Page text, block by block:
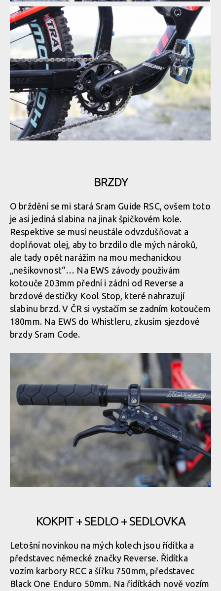
BRZDY
O brždění se mi stará Sram Guide RSC, ovšem toto
je asi jediná slabina na jinak špičkovém kole.
Respektive se musí neustále odvzdušňovat a
doplňovat olej, aby to brzdilo dle mých nároků,
ale tady opět narážím na mou mechanickou
„nešikovnost“… Na EWS závody používám
kotouče 203mm přední i zádní od Reverse a
brzdové destičky Kool Stop, které nahrazují
slabinu brzd. V ČR si vystačím se zadním kotoučem
180mm. Na EWS do Whistleru, zkusím sjezdové
brzdy Sram Code.
KOKPIT + SEDLO + SEDLOVKA
Letošní novinkou na mých kolech jsou řídítka a
představec německé značky Reverse. Řídítka
vozím karbory RCC a šířku 750mm, představec
Black One Enduro 50mm. Na řídítkách nově vozím